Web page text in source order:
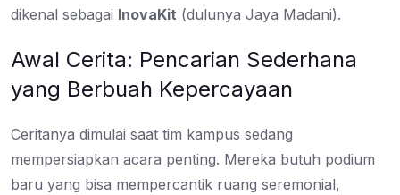
dikenal sebagai InovaKit (dulunya Jaya Madani).
Awal Cerita: Pencarian Sederhana
yang Berbuah Kepercayaan
Ceritanya dimulai saat tim kampus sedang
mempersiapkan acara penting. Mereka butuh podium
baru yang bisa mempercantik ruang seremonial,